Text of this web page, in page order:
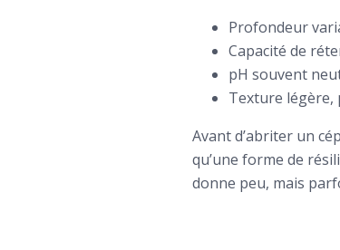
Profondeur
Capacité de
pH souvent
Texture légère,
Avant d’abriter un
qu’une forme de
donne peu, mais